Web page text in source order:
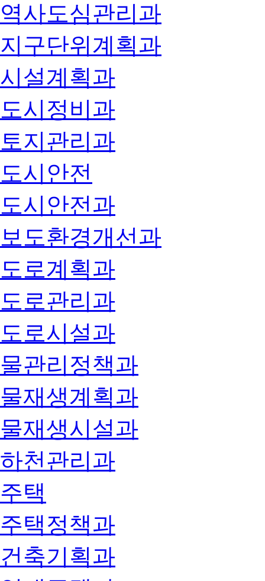
역사도심관리과
지구단위계획과
시설계획과
도시정비과
토지관리과
도시안전
도시안전과
보도환경개선과
도로계획과
도로관리과
도로시설과
물관리정책과
물재생계획과
물재생시설과
하천관리과
주택
주택정책과
건축기획과